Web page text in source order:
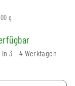
g
3 - 4 Werktagen